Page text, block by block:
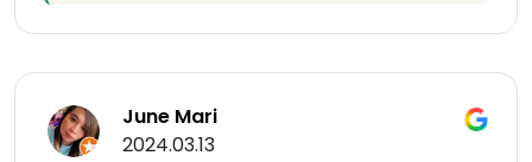
June Mari
2024.03.13